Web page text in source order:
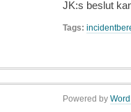
JK:s beslut
Tags:
Powered by